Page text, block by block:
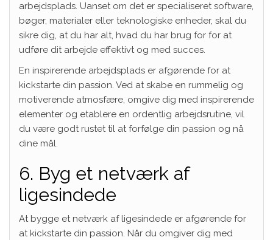
arbejdsplads. Uanset om det er specialiseret software,
bøger, materialer eller teknologiske enheder, skal du
sikre dig, at du har alt, hvad du har brug for for at
udføre dit arbejde effektivt og med succes.
En inspirerende arbejdsplads er afgørende for at
kickstarte din passion. Ved at skabe en rummelig og
motiverende atmosfære, omgive dig med inspirerende
elementer og etablere en ordentlig arbejdsrutine, vil
du være godt rustet til at forfølge din passion og nå
dine mål.
6. Byg et netværk af
ligesindede
At bygge et netværk af ligesindede er afgørende for
at kickstarte din passion. Når du omgiver dig med